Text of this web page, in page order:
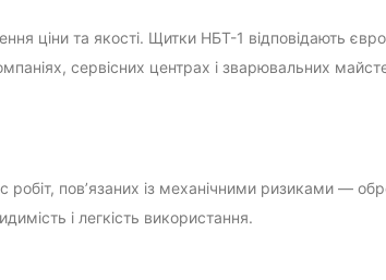
ціни та якості. Щитки НБТ-1 відповідають
сервісних центрах і зварювальних
робіт, пов’язаних із механічними ризиками —
і легкість використання.